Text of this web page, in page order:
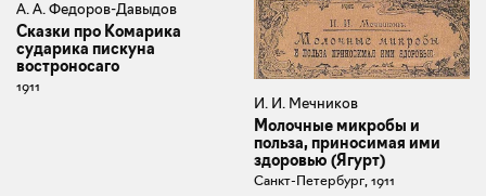
А. А. Федоров-Давыдов
Сказки про Комарика
сударика пискуна
востроносаго
1911
И. И. Мечников
Молочные микробы и
польза, приносимая ими
здоровью (Ягурт)
Санкт-Петербург, 1911